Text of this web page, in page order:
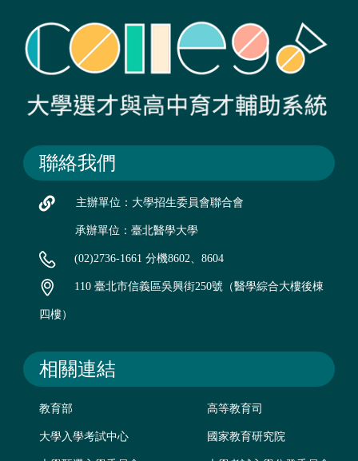
聯絡我們
主辦單位：大學招生委員會聯合會
承辦單位：臺北醫學大學
(02)2736-1661 分機8602、8604
110 臺北市信義區吳興街250號（醫學綜合大樓後棟
四樓）
相關連結
教育部 高等教育司
大學入學考試中心 國家教育研究院